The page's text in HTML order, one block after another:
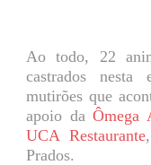
Ao todo, 22
castrados
mutirões que
apoio daÔmega
UCA Restaurante
Prados.